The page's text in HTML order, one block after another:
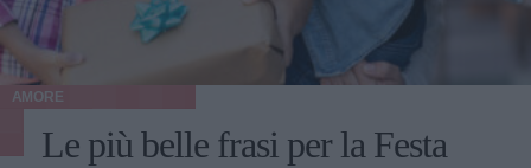
AMORE
Le più belle frasi per la Festa